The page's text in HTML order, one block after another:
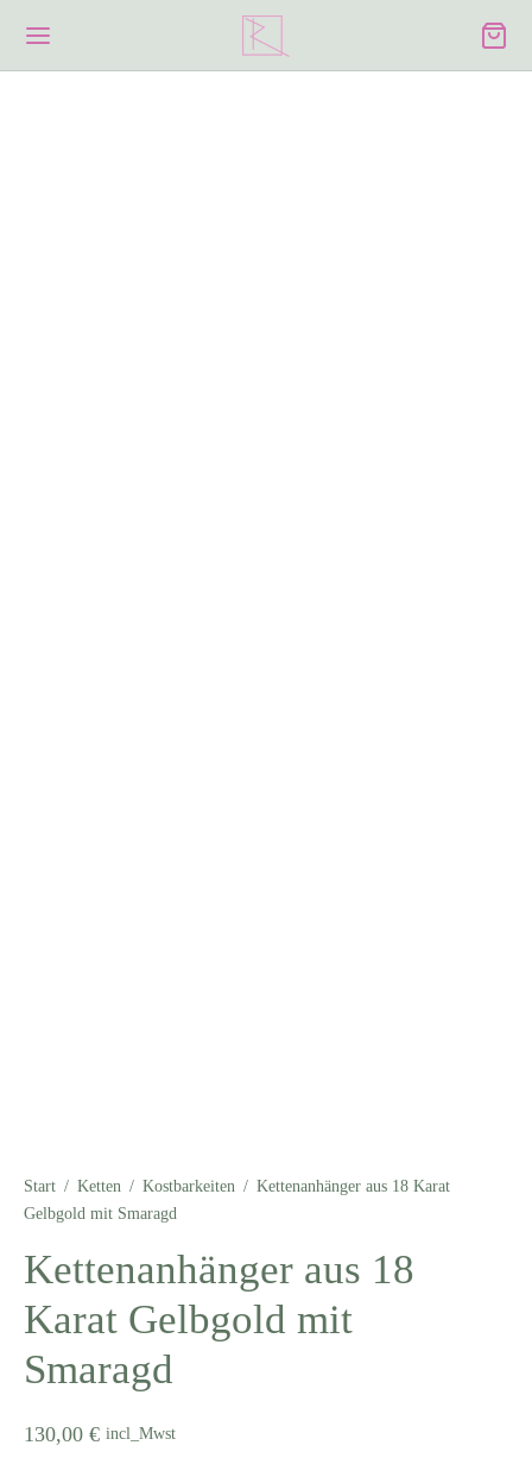
Start / Ketten / Kostbarkeiten / Kettenanhänger aus 18 Karat
Gelbgold mit Smaragd
Kettenanhänger aus 18
Karat Gelbgold mit
Smaragd
130,00 € incl_Mwst